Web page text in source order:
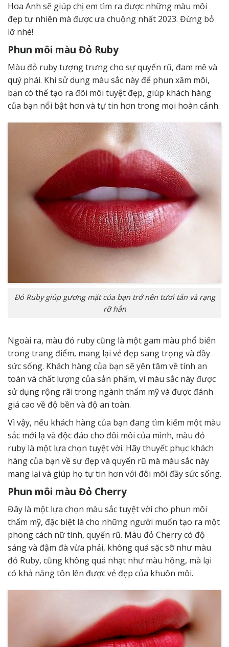
Hoa Anh sẽ giúp chị em tìm ra được những màu môi
đẹp tự nhiên mà được ưa chuộng nhất 2023. Đừng bỏ
lỡ nhé!
Phun môi màu Đỏ Ruby
Màu đỏ ruby tượng trưng cho sự quyến rũ, đam mê và
quý phái. Khi sử dụng màu sắc này để phun xăm môi,
bạn có thể tạo ra đôi môi tuyệt đẹp, giúp khách hàng
của bạn nổi bật hơn và tự tin hơn trong mọi hoàn cảnh.
Đỏ Ruby giúp gương mặt của bạn trở nên tươi tắn và rạng
rỡ hẳn
Ngoài ra, màu đỏ ruby cũng là một gam màu phổ biến
trong trang điểm, mang lại vẻ đẹp sang trọng và đầy
sức sống. Khách hàng của bạn sẽ yên tâm về tính an
toàn và chất lượng của sản phẩm, vì màu sắc này được
sử dụng rộng rãi trong ngành thẩm mỹ và được đánh
giá cao về độ bền và độ an toàn.
Vì vậy, nếu khách hàng của bạn đang tìm kiếm một màu
sắc mới lạ và độc đáo cho đôi môi của mình, màu đỏ
ruby là một lựa chọn tuyệt vời. Hãy thuyết phục khách
hàng của bạn về sự đẹp và quyến rũ mà màu sắc này
mang lại và giúp họ tự tin hơn với đôi môi đầy sức sống.
Phun môi màu Đỏ Cherry
Đây là một lựa chọn màu sắc tuyệt vời cho phun môi
thẩm mỹ, đặc biệt là cho những người muốn tạo ra một
phong cách nữ tính, quyến rũ. Màu đỏ Cherry có độ
sáng và đậm đà vừa phải, không quá sặc sỡ như màu
đỏ Ruby, cũng không quá nhạt như màu hồng, mà lại
có khả năng tôn lên được vẻ đẹp của khuôn môi.